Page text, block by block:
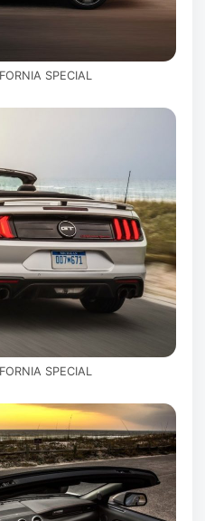
SPECIAL
SPECIAL